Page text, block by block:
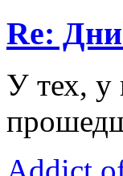
Re:
У тех, у